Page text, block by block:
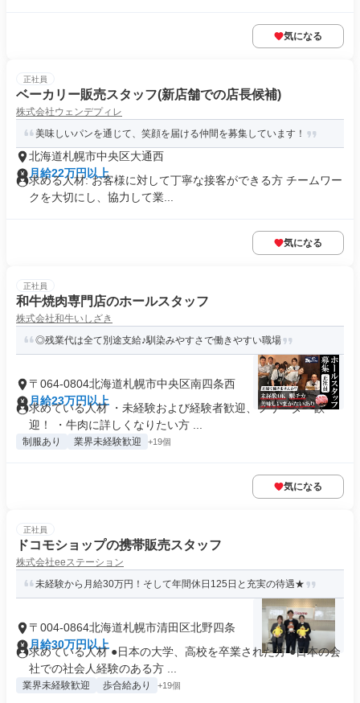
気になる
正社員
ベーカリー販売スタッフ(新店舗での店長候補)
株式会社ウェンデプィレ
美味しいパンを通じて、笑顔を届ける仲間を募集しています！
北海道札幌市中央区大通西
月給22万円以上
求める人材: お客様に対して丁寧な接客ができる方 チームワー
クを大切にし、協力して業...
気になる
正社員
和牛焼肉専門店のホールスタッフ
株式会社和牛いしざき
◎残業代は全て別途支給♪馴染みやすさで働きやすい職場
〒064-0804北海道札幌市中央区南四条西
月給23万円以上
求めている人材 ・未経験および経験者歓迎、フリーター歓
迎！ ・牛肉に詳しくなりたい方 ...
制服あり 業界未経験歓迎 +19個
気になる
正社員
ドコモショップの携帯販売スタッフ
株式会社eeステーション
未経験から月給30万円！そして年間休日125日と充実の待遇★
〒004-0864北海道札幌市清田区北野四条
月給30万円以上
求めている人材 ●日本の大学、高校を卒業された方 ●日本の会
社での社会人経験のある方 ...
業界未経験歓迎 歩合給あり +19個